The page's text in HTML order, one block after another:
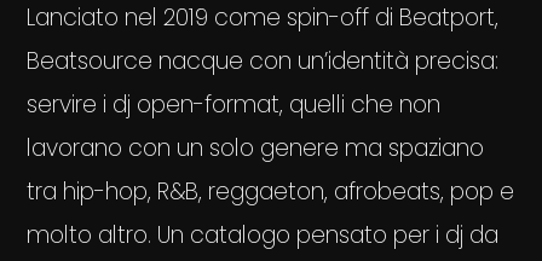
Lanciato nel 2019 come spin-off di Beatport,
Beatsource nacque con un’identità precisa:
servire i dj open-format, quelli che non
lavorano con un solo genere ma spaziano
tra hip-hop, R&B, reggaeton, afrobeats, pop e
molto altro. Un catalogo pensato per i dj da